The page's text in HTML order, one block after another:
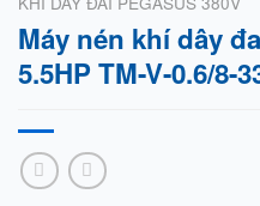
Máy nén khí dây
5.5HP TM-V-0.6/8-